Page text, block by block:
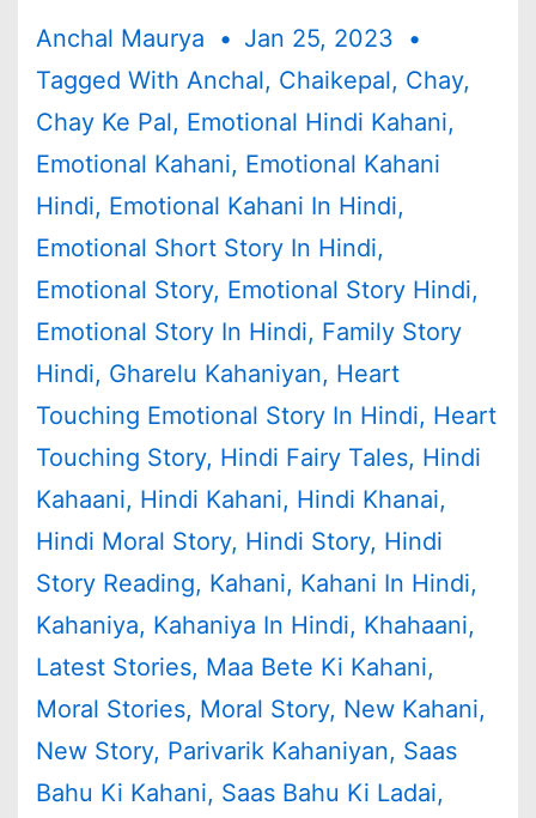
Anchal Maurya
Jan 25, 2023
Tagged With Anchal, Chaikepal, Chay,
Chay Ke Pal, Emotional Hindi Kahani,
Emotional Kahani, Emotional Kahani
Hindi, Emotional Kahani In Hindi,
Emotional Short Story In Hindi,
Emotional Story, Emotional Story Hindi,
Emotional Story In Hindi, Family Story
Hindi, Gharelu Kahaniyan, Heart
Touching Emotional Story In Hindi, Heart
Touching Story, Hindi Fairy Tales, Hindi
Kahaani, Hindi Kahani, Hindi Khanai,
Hindi Moral Story, Hindi Story, Hindi
Story Reading, Kahani, Kahani In Hindi,
Kahaniya, Kahaniya In Hindi, Khahaani,
Latest Stories, Maa Bete Ki Kahani,
Moral Stories, Moral Story, New Kahani,
New Story, Parivarik Kahaniyan, Saas
Bahu Ki Kahani, Saas Bahu Ki Ladai,